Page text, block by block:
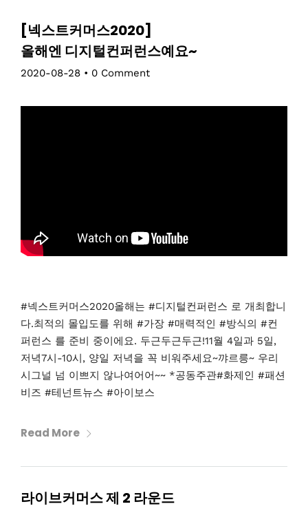
[넥스트커머스2020]
올해엔 디지털컨퍼런스예요~
2020-08-28 • 0 Comment
#넥스트커머스2020올해는 #디지털컨퍼런스 로 개최합니
다.최적의 몰입도를 위해 #가장 #매력적인 #방식의 #컨
퍼런스 를 준비 중이에요. 두근두근두근!11월 4일과 5일,
저녁7시-10시, 양일 저녁을 꼭 비워주세요~꺄르릉~ 우리
시그널 넘 이쁘지 않나여어어~~ *공동주관#화제인 #패션
비즈 #테넌트뉴스 #아이보스
Read More
라이브커머스 제 2 라운드